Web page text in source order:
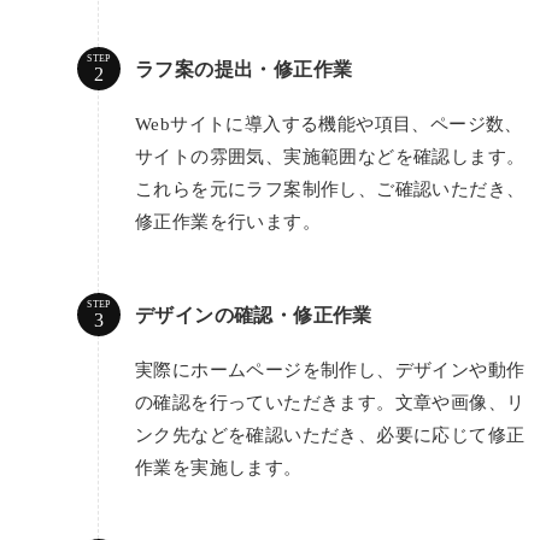
STEP ラフ案の提出・修正作業
Webサイトに導入する機能や項目、ページ数、
サイトの雰囲気、実施範囲などを確認します。
これらを元にラフ案制作し、ご確認いただき、
修正作業を行います。
STEP デザインの確認・修正作業
実際にホームページを制作し、デザインや動作
の確認を行っていただきます。文章や画像、リ
ンク先などを確認いただき、必要に応じて修正
作業を実施します。